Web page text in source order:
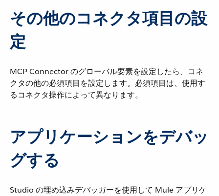
その他のコネクタ項目の設
定
MCP Connector のグローバル要素を設定したら、コネ
クタの他の必須項目を設定します。必須項目は、使用す
るコネクタ操作によって異なります。
アプリケーションをデバッ
グする
Studio の埋め込みデバッガーを使用して Mule アプリケ